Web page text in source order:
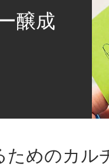
醸成
ためのカル